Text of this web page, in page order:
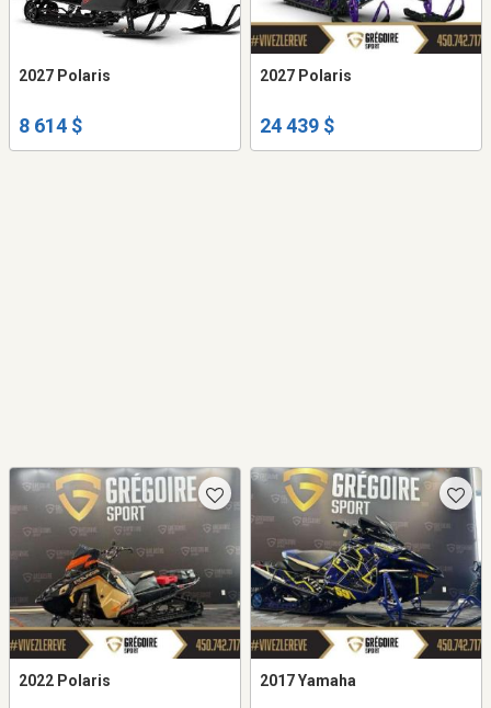
2027 Polaris
8 614 $
2027 Polaris
24 439 $
2022 Polaris 2017 Yamaha